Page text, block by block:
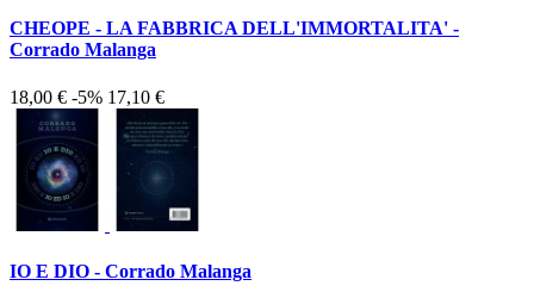
CHEOPE - LA FABBRICA DELL'IMMORTALITA' -
Corrado Malanga
18,00 € -5% 17,10 €
IO E DIO - Corrado Malanga